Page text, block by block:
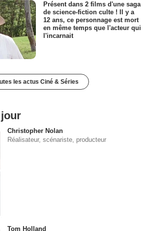
Présent dans 2 films d'une saga
de science-fiction culte ! Il y a
12 ans, ce personnage est mort
en même temps que l'acteur qui
l'incarnait
les actus Ciné & Séries
Christopher Nolan
Réalisateur, scénariste, producteur
Tom Holland